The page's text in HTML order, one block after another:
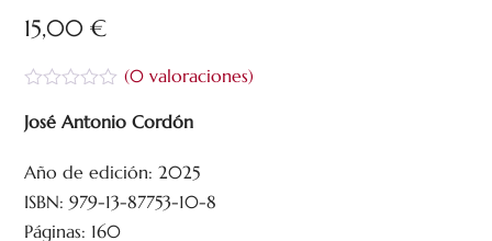
15,00€
a
l
r
d
o
(0valoraciones)
José Antonio Cordón
Año de edición: 2025
ISBN: 979-13-87753-10-8
Páginas: 160